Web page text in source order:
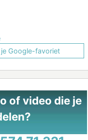
je Google-favoriet
of video die je